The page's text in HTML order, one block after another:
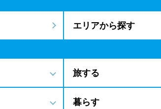
エリアから探す
旅する
暮らす